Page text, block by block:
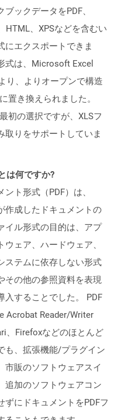
ックデータをPDF、
HTML、XPSなどを含むい
にエクスポートできま
式は、Microsoft Excel
り、よりオープンで構造
置き換えられました。
初の選択ですが、XLSフ
取りをサポートしていま
は何ですか?
ト形式（PDF）は、
作成したドキュメントの
イル形式の目的は、アプ
ウェア、ハードウェア、
ステムに依存しない形式
その他の参照資料を表現
入することでした。 PDF
Acrobat Reader/Writer
、Firefoxなどのほとんど
も、拡張機能/プラグイン
市販のソフトウェアスイ
追加のソフトウェアコン
ずにドキュメントをPDFフ